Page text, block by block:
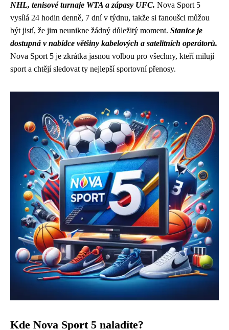
NHL, tenisové turnaje WTA a zápasy UFC. Nova Sport 5
vysílá 24 hodin denně, 7 dní v týdnu, takže si fanoušci můžou
být jistí, že jim neunikne žádný důležitý moment. Stanice je
dostupná v nabídce většiny kabelových a satelitních operátorů.
Nova Sport 5 je zkrátka jasnou volbou pro všechny, kteří milují
sport a chtějí sledovat ty nejlepší sportovní přenosy.
Kde Nova Sport 5 naladíte?